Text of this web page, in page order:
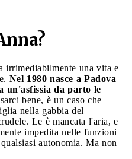
irrimediabilmente una vita e
Nel 1980 nasce a Padova
un'asfissia da parto le
bene, è un caso che
nella gabbia del
Le è mancata l'aria, e
impedita nelle funzioni
autonomia. Ma non